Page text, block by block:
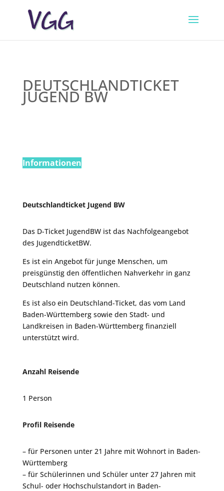
DEUTSCHLANDTICKET
JUGEND BW
Informationen
Deutschlandticket Jugend BW
Das D-Ticket JugendBW ist das Nachfolgeangebot
des JugendticketBW.
Es ist ein Angebot für junge Menschen, um
preisgünstig den öffentlichen Nahverkehr in ganz
Deutschland nutzen können.
Es ist also ein Deutschland-Ticket, das vom Land
Baden-Württemberg sowie den Stadt- und
Landkreisen in Baden-Württemberg finanziell
unterstützt wird.
Anzahl Reisende
1 Person
Profil Reisende
– für Personen unter 21 Jahre mit Wohnort in Baden-
Württemberg
– für Schülerinnen und Schüler unter 27 Jahren mit
Schul- oder Hochschulstandort in Baden-